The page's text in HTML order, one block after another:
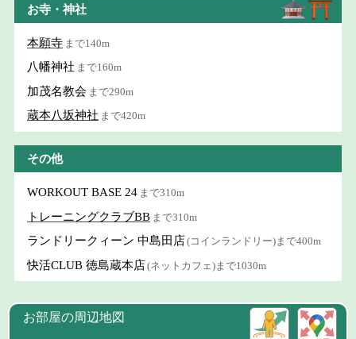
お寺・神社
本願寺 まで140m
八幡神社 まで160m
加茂名教会 まで290m
蔵本八坂神社 まで420m
その他
WORKOUT BASE 24 まで310m
トレーニングクラブBB まで310m
ランドリークィーン 中島田店(コインランドリー)まで400m
快活CLUB 徳島蔵本店(ネットカフェ)まで1030m
お部屋の周辺地図